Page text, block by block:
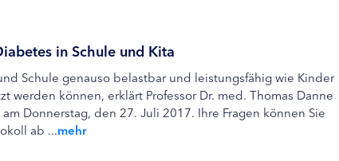
in Schule und Kita
Schule genauso belastbar und leistungsfähig wie Kinder
werden können, erklärt Professor Dr. med. Thomas Danne
Donnerstag, den 27. Juli 2017. Ihre Fragen können Sie
ab ...mehr